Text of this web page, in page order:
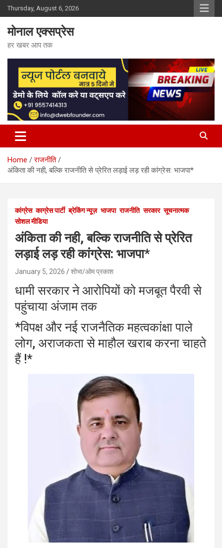
Skip
to
content
Thursday, August 6, 2026
मोनाल एक्सप्रेस
हर खबर आप तक
Home
राजनीति
अंकिता की नही, बल्कि राजनीति से प्रेरित लड़ाई लड़ रही कांग्रेस: भाजपा*
कांग्रेस काग्रेस पार्टी ब्रेकिंग न्यूज़ भाजपा राजनीति सरकार सूचनात्मक
सोशल मीडिया
अंकिता की नही, बल्कि राजनीति से प्रेरित
लड़ाई लड़ रही कांग्रेस: भाजपा*
January 5, 2026 शोभा/ओम प्रकाश
धामी सरकार ने आरोपियों को मजबूत पैरवी से
पहुंचाया अंजाम तक
*विपक्ष और नई राजनैतिक महत्वकांक्षा पाले
लोग, अराजकता से माहौल खराब करना चाहते
हैं !*